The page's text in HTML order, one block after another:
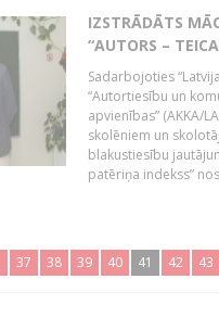
IZSTRĀDĀTS
“AUTORS –
Sadarbojoties
“Autortiesību un
apvienības” (AKKA/
skolēniem un
blakustiesību
patēriņa indekss”
37 38 39 40 41 42 43